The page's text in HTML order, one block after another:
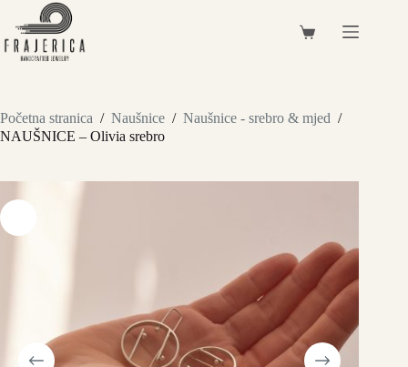
Preskoči
sadržaj
Košarica
Početna stranica / Naušnice / Naušnice - srebro & mjed /
NAUŠNICE – Olivia srebro